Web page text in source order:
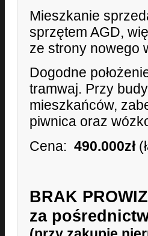
Mieszkanie
sprzętem AGD,
ze strony nowego
Dogodne
tramwaj. Przy
mieszkańców,
piwnica oraz
Cena: 490.000zł
BRAK
za